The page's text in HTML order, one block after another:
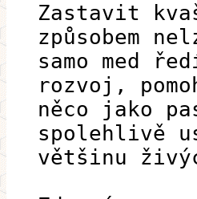
Zastavit
způsobem
samo med
rozvoj,
něco jako
spolehlivě
většinu